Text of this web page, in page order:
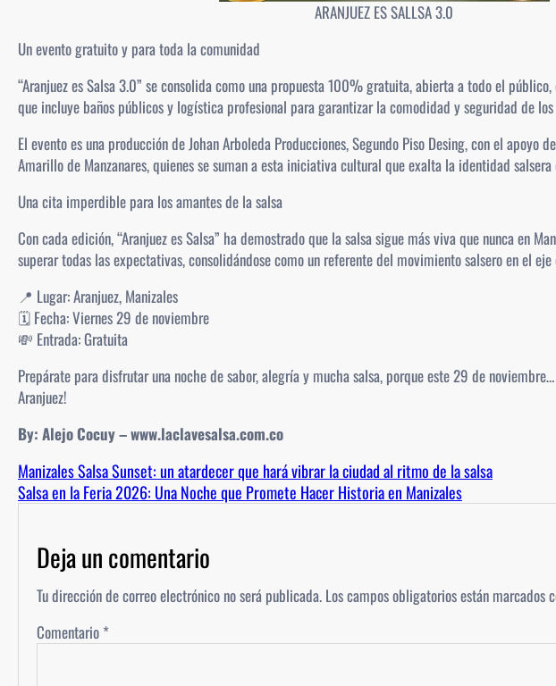
ARANJUEZ ES SALLSA 3.0
Un evento gratuito y para toda la comunidad
“Aranjuez es Salsa 3.0” se consolida como una propuesta 100% gratuita, abierta a todo el
que incluye baños públicos y logística profesional para garantizar la comodidad y seguridad de
El evento es una producción de Johan Arboleda Producciones, Segundo Piso Desing, con el apoyo
Amarillo de Manzanares, quienes se suman a esta iniciativa cultural que exalta la identidad
Una cita imperdible para los amantes de la salsa
Con cada edición, “Aranjuez es Salsa” ha demostrado que la salsa sigue más viva que nunca en
superar todas las expectativas, consolidándose como un referente del movimiento salsero en el
📍 Lugar: Aranjuez, Manizales
🗓️ Fecha: Viernes 29 de noviembre
💸 Entrada: Gratuita
Prepárate para disfrutar una noche de sabor, alegría y mucha salsa, porque este 29 de noviembre…
Aranjuez!
By: Alejo Cocuy – www.laclavesalsa.com.co
Manizales Salsa Sunset: un atardecer que hará vibrar la ciudad al ritmo de la salsa
Salsa en la Feria 2026: Una Noche que Promete Hacer Historia en Manizales
Deja un comentario
Tu dirección de correo electrónico no será publicada. Los campos obligatorios están marcados
Comentario *